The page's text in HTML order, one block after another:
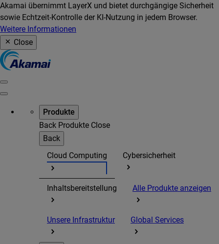
Akamai übernimmt LayerX und bietet durchgängige Sicherheit
sowie Echtzeit-Kontrolle der KI-Nutzung in jedem Browser.
Weitere Informationen
Close
Produkte
Back Produkte Close
Back
Cloud Computing
Cybersicherheit
Inhaltsbereitstellung Alle Produkte anzeigen
Unsere Infrastruktur Global Services